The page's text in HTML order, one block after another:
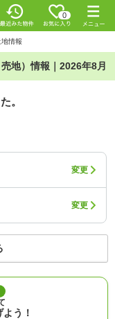
0
情報
地）情報｜2026年8月
。
変更
変更
う！